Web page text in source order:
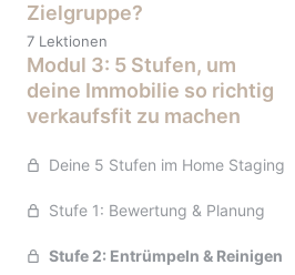
Zielgruppe?
7 Lektionen
Modul 3: 5 Stufen, um
deine Immobilie so richtig
verkaufsfit zu machen
Deine 5 Stufen im Home Staging
Stufe 1: Bewertung & Planung
Stufe 2: Entrümpeln & Reinigen